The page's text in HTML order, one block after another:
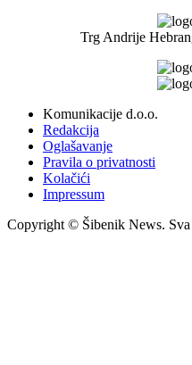
Trg Andrije
Komunikacije d.o.o.
Redakcija
Oglašavanje
Pravila o privatnosti
Kolačići
Impressum
Copyright © Šibenik News. Sva